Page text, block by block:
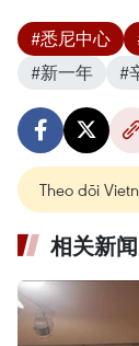
#悉尼中心
#新一年
#
Theo dõi
相关新闻